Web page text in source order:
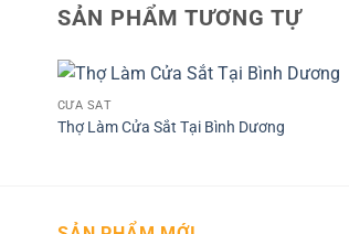
SẢN PHẨM TƯƠNG TỰ
CỬA SẮT
Thợ Làm Cửa Sắt Tại Bình Dương